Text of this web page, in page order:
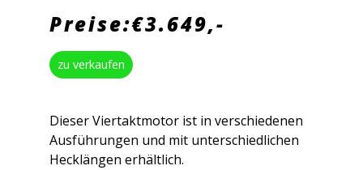
Preise:€3.649,-
zu verkaufen
Dieser Viertaktmotor ist in verschiedenen
Ausführungen und mit unterschiedlichen
Hecklängen erhältlich.